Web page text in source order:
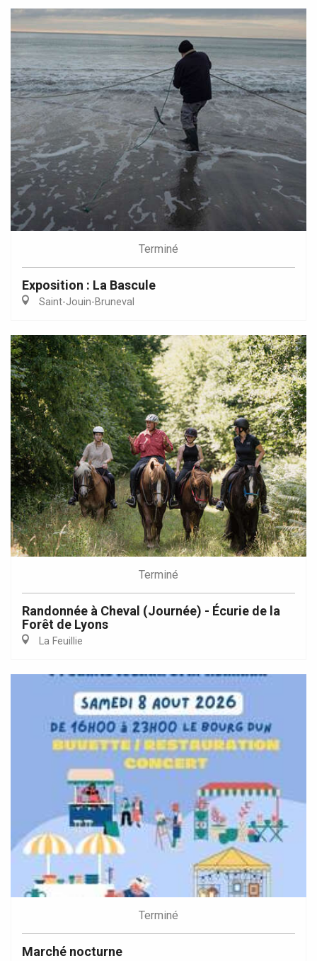
Terminé
Exposition : La Bascule
Saint-Jouin-Bruneval
Terminé
Randonnée à Cheval (Journée) - Écurie de la
Forêt de Lyons
La Feuillie
Terminé
Marché nocturne